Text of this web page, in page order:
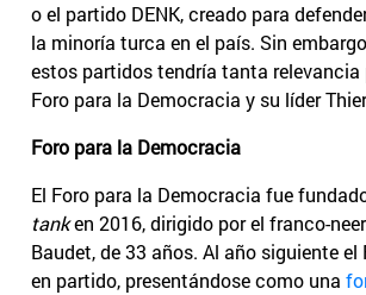
o el partido DENK, creado para
la minoría turca en el país. Sin
estos partidos tendría tanta relevancia
Foro para la Democracia y su líder
Foro para la Democracia
El Foro para la Democracia fue
tanken 2016, dirigido por el franco-
Baudet, de 33 años. Al año siguiente
en partido, presentándose como una